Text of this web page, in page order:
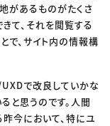
があるものがたくさ
て、それを閲覧する
で、サイト内の情報構
で改良していかな
と思うのです。人間
今において、特にユ